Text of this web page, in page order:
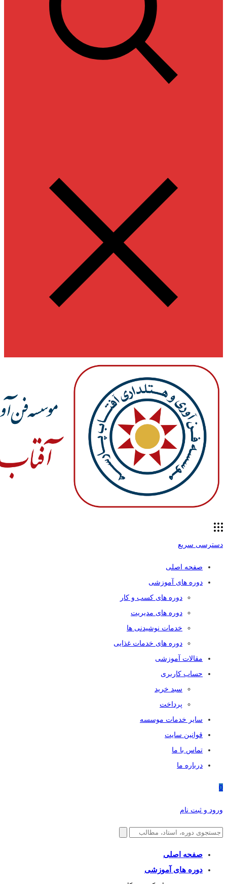
دسترسی سریع
صفحه اصلی
دوره های آموزشی
دوره های کسب و کار
دوره های مدیریت
خدمات نوشیدنی ها
دوره های خدمات غذایی
مقالات آموزشی
حساب کاربری
سبد خرید
پرداخت
سایر خدمات موسسه
قوانین سایت
تماس با ما
درباره ما
0
ورود و ثبت نام
صفحه اصلی
دوره های آموزشی